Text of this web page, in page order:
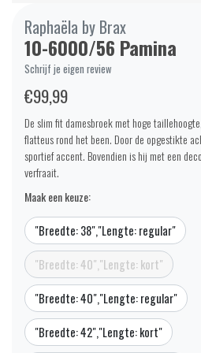
Raphaëla by Brax
10-6000/56 Pamina
Schrijf je eigen review
€99,99
De slim fit damesbroek met hoge
flatteus rond het been. Door de opgestikte
sportief accent. Bovendien is hij met een
verfraait.
Maak een keuze:
"Breedte: 38","Lengte: regular"
"Breedte: 40","Lengte: kort"
"Breedte: 40","Lengte: regular"
"Breedte: 42","Lengte: kort"